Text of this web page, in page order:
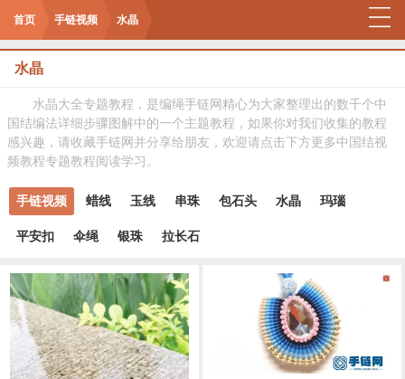
首页 手链视频 水晶
水晶
水晶大全专题教程，是编绳手链网精心为大家整理出的数千个中
国结编法详细步骤图解中的一个主题教程，如果你对我们收集的教程
感兴趣，请收藏手链网并分享给朋友，欢迎请点击下方更多中国结视
频教程专题教程阅读学习。
手链视频 蜡线 玉线 串珠 包石头 水晶 玛瑙
平安扣 伞绳 银珠 拉长石